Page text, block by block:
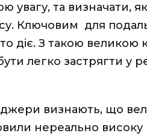
увагу, та визначати,
Ключовим для
діє. З такою великою
легко застрягти у
визнають, що
нереально